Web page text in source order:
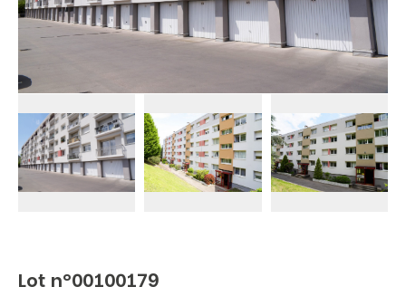
Lot n°00100179